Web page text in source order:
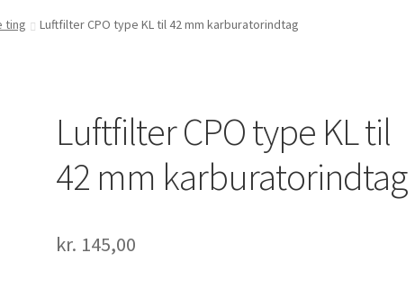
ting Luftfilter CPO type KL til 42 mm karburatorindtag
Luftfilter CPO type KL til
42 mm karburatorindtag
kr. 145,00